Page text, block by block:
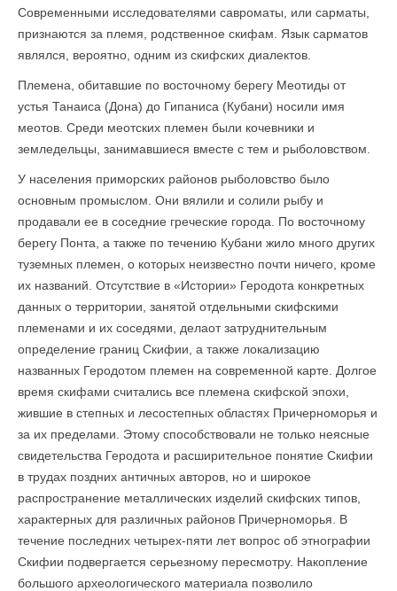
Современными исследователями савроматы, или сарматы,
признаются за племя, родственное скифам. Язык сарматов
являлся, вероятно, одним из скифских диалектов.
Племена, обитавшие по восточному берегу Меотиды от
устья Танаиса (Дона) до Гипаниса (Кубани) носили имя
меотов. Среди меотских племен были кочевники и
земледельцы, занимавшиеся вместе с тем и рыболовством.
У населения приморских районов рыболовство было
основным промыслом. Они вялили и солили рыбу и
продавали ее в соседние греческие города. По восточному
берегу Понта, а также по течению Кубани жило много других
туземных племен, о которых неизвестно почти ничего, кроме
их названий. Отсутствие в «Истории» Геродота конкретных
данных о территории, занятой отдельными скифскими
племенами и их соседями, делаот затруднительным
определение границ Скифии, а также локализацию
названных Геродотом племен на современной карте. Долгое
время скифами считались все племена скифской эпохи,
жившие в степных и лесостепных областях Причерноморья и
за их пределами. Этому способствовали не только неясные
свидетельства Геродота и расширительное понятие Скифии
в трудах поздних античных авторов, но и широкое
распространение металлических изделий скифских типов,
характерных для различных районов Причерноморья. В
течение последних четырех-пяти лет вопрос об этнографии
Скифии подвергается серьезному пересмотру. Накопление
большого археологического материала позволило